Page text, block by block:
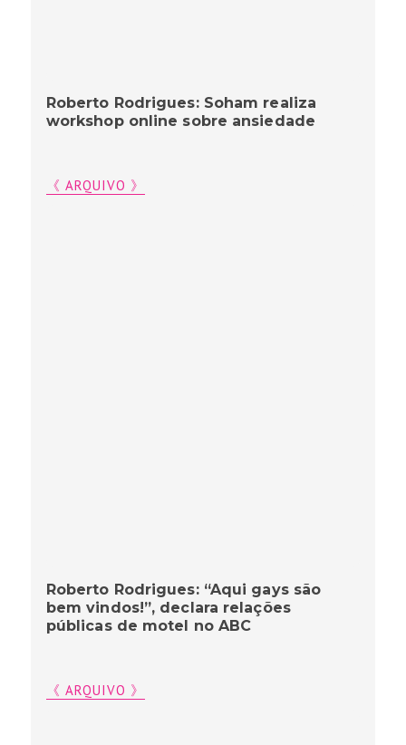
Roberto Rodrigues: Soham realiza
workshop online sobre ansiedade
《 ARQUIVO 》
Roberto Rodrigues: “Aqui gays são
bem vindos!”, declara relações
públicas de motel no ABC
《 ARQUIVO 》